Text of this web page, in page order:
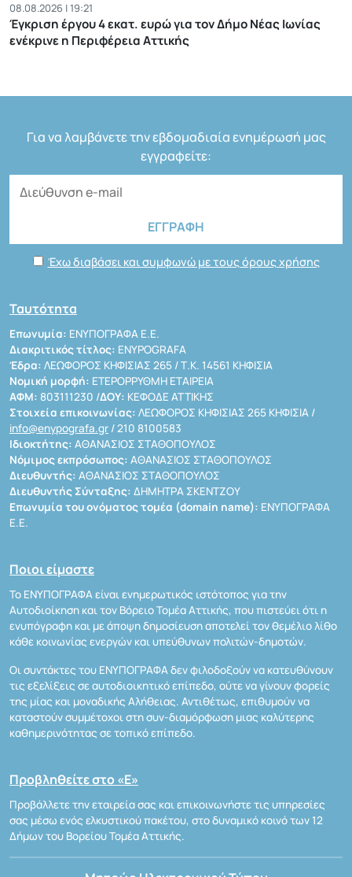
08.08.2026 | 19:21
Έγκριση έργου 4 εκατ. ευρώ για τον Δήμο Νέας Ιωνίας
ενέκρινε η Περιφέρεια Αττικής
Για να λαμβάνετε την εβδομαδιαία ενημέρωσή μας
εγγραφείτε:
Έχω διαβάσει και συμφωνώ με τους όρους χρήσης
Ταυτότητα
Επωνυμία: ΕΝΥΠΟΓΡΑΦΑ Ε.Ε.
Διακριτικός τίτλος: ENYPOGRAFA
Έδρα: ΛΕΩΦΟΡΟΣ ΚΗΦΙΣΙΑΣ 265 / Τ.Κ. 14561 ΚΗΦΙΣΙΑ
Νομική μορφή: ΕΤΕΡΟΡΡΥΘΜΗ ΕΤΑΙΡΕΙΑ
ΑΦΜ: 803111230 /ΔΟΥ: ΚΕΦΟΔΕ ΑΤΤΙΚΗΣ
Στοιχεία επικοινωνίας: ΛΕΩΦΟΡΟΣ ΚΗΦΙΣΙΑΣ 265 ΚΗΦΙΣΙΑ /
info@enypografa.gr / 210 8100583
Ιδιοκτήτης: ΑΘΑΝΑΣΙΟΣ ΣΤΑΘΟΠΟΥΛΟΣ
Νόμιμος εκπρόσωπος: ΑΘΑΝΑΣΙΟΣ ΣΤΑΘΟΠΟΥΛΟΣ
Διευθυντής: ΑΘΑΝΑΣΙΟΣ ΣΤΑΘΟΠΟΥΛΟΣ
Διευθυντής Σύνταξης: ΔΗΜΗΤΡΑ ΣΚΕΝΤΖΟΥ
Επωνυμία του ονόματος τομέα (domain name): ΕΝΥΠΟΓΡΑΦΑ
Ε.Ε.
Ποιοι είμαστε
Το ΕΝΥΠΟΓΡΑΦΑ είναι ενημερωτικός ιστότοπος για την
Αυτοδιοίκηση και τον Βόρειο Τομέα Αττικής, που πιστεύει ότι η
ενυπόγραφη και με άποψη δημοσίευση αποτελεί τον θεμέλιο λίθο
κάθε κοινωνίας ενεργών και υπεύθυνων πολιτών-δημοτών.
Οι συντάκτες του ΕΝΥΠΟΓΡΑΦΑ δεν φιλοδοξούν να κατευθύνουν
τις εξελίξεις σε αυτοδιοικητικό επίπεδο, ούτε να γίνουν φορείς
της μίας και μοναδικής Αλήθειας. Αντιθέτως, επιθυμούν να
καταστούν συμμέτοχοι στη συν-διαμόρφωση μιας καλύτερης
καθημερινότητας σε τοπικό επίπεδο.
Προβληθείτε στο «Ε»
Προβάλλετε την εταιρεία σας και επικοινωνήστε τις υπηρεσίες
σας μέσω ενός ελκυστικού πακέτου, στο δυναμικό κοινό των 12
Δήμων του Βορείου Τομέα Αττικής.